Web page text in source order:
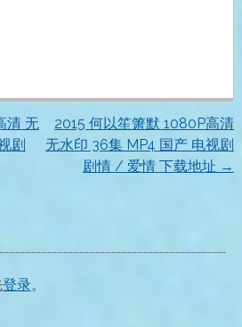
清 无
剧
2015 何以笙箫默 1080P高清
无水印 36集 MP4 国产 电视剧
剧情 / 爱情 下载地址 →
登录。